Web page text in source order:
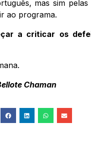
mas sim
ao programa.
a criticar os
Chaman